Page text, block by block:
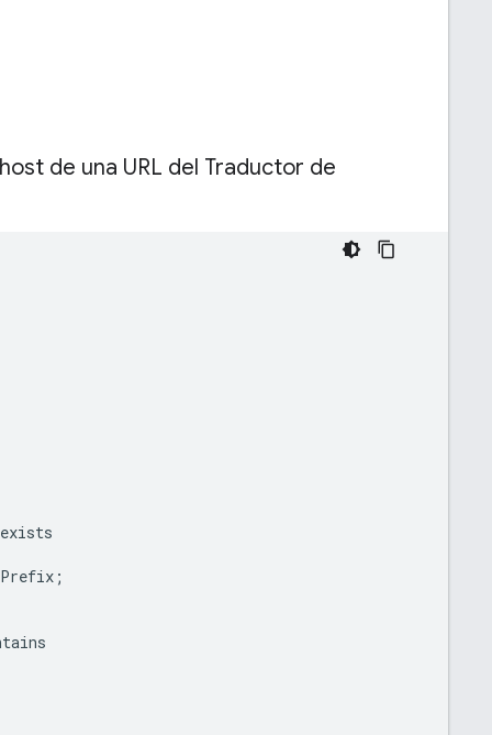
de una URL del Traductor de
exists
;